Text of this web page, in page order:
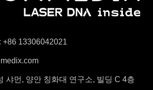
+86 13306042021
샤먼, 양안 칭화대 연구소, 빌딩 C 4층